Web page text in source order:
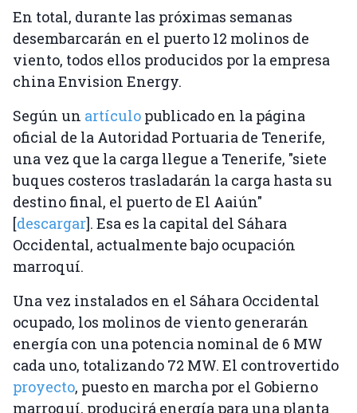
En total, durante las próximas semanas
desembarcarán en el puerto 12 molinos de
viento, todos ellos producidos por la empresa
china Envision Energy.
Según un artículo publicado en la página
oficial de la Autoridad Portuaria de Tenerife,
una vez que la carga llegue a Tenerife, "siete
buques costeros trasladarán la carga hasta su
destino final, el puerto de El Aaiún"
[descargar]. Esa es la capital del Sáhara
Occidental, actualmente bajo ocupación
marroquí.
Una vez instalados en el Sáhara Occidental
ocupado, los molinos de viento generarán
energía con una potencia nominal de 6 MW
cada uno, totalizando 72 MW. El controvertido
proyecto, puesto en marcha por el Gobierno
marroquí, producirá energía para una planta